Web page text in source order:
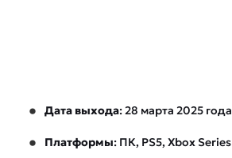
Дата выхода: 28 марта 2025 года
Платформы: ПК, PS5, Xbox Series